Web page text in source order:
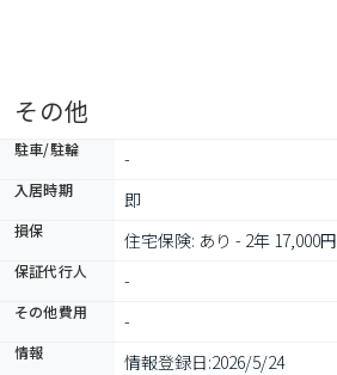
その他
駐車/駐輪 -
入居時期 即
損保 住宅保険: あり - 2年 17,000円
保証代行人 -
その他費用 -
情報 情報登録日:2026/5/24